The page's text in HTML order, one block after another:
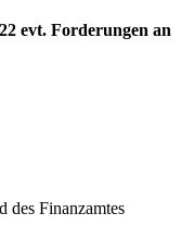
evt. Forderungen an
des Finanzamtes